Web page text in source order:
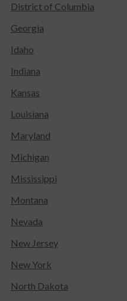
District of Columbia
Georgia
Idaho
Indiana
Kansas
Louisiana
Maryland
Michigan
Mississippi
Montana
Nevada
New Jersey
New York
North Dakota